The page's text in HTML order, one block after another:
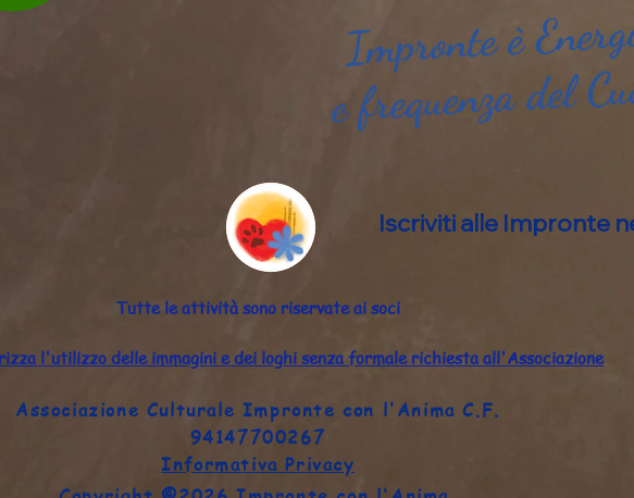
Impronte è
e frequenza del
Iscriviti alle Impronte
Tutte le attività sono riservate ai soci
l'utilizzo delle immagini e dei loghi senza formale richiesta all'Associazione
Associazione Culturale Impronte con l'Anima C.F.
94147700267
Informativa Privacy